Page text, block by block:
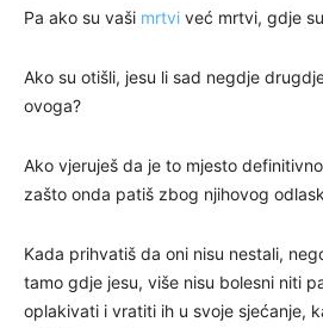
Pa ako su vaši mrtvi već mrtvi, gdje
Ako su otišli, jesu li sad negdje
ovoga?
Ako vjeruješ da je to mjesto
zašto onda patiš zbog njihovog
Kada prihvatiš da oni nisu nestali,
tamo gdje jesu, više nisu bolesni niti
oplakivati i vratiti ih u svoje sjećanje,